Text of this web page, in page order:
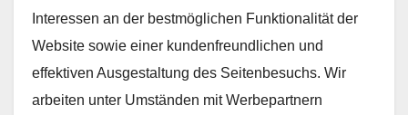
Interessen an der bestmöglichen Funktionalität der
Website sowie einer kundenfreundlichen und
effektiven Ausgestaltung des Seitenbesuchs. Wir
arbeiten unter Umständen mit Werbepartnern